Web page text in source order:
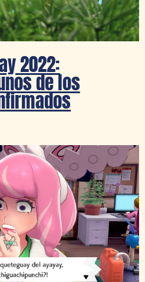
2022:
de los